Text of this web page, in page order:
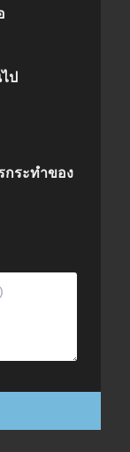
ป
กระทำของ